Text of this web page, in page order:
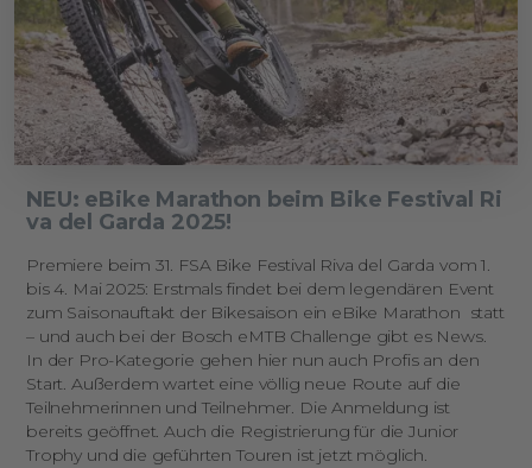
NEU: eBike Marathon beim Bike Festival Ri
va del Garda 2025!
Premiere beim 31. FSA Bike Festival Riva del Garda vom 1.
bis 4. Mai 2025: Erstmals findet bei dem legendären Event
zum Saisonauftakt der Bikesaison ein eBike Marathon statt
– und auch bei der Bosch eMTB Challenge gibt es News.
In der Pro-Kategorie gehen hier nun auch Profis an den
Start. Außerdem wartet eine völlig neue Route auf die
Teilnehmerinnen und Teilnehmer. Die Anmeldung ist
bereits geöffnet. Auch die Registrierung für die Junior
Trophy und die geführten Touren ist jetzt möglich.